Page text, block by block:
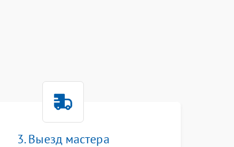
3. Выезд мастера